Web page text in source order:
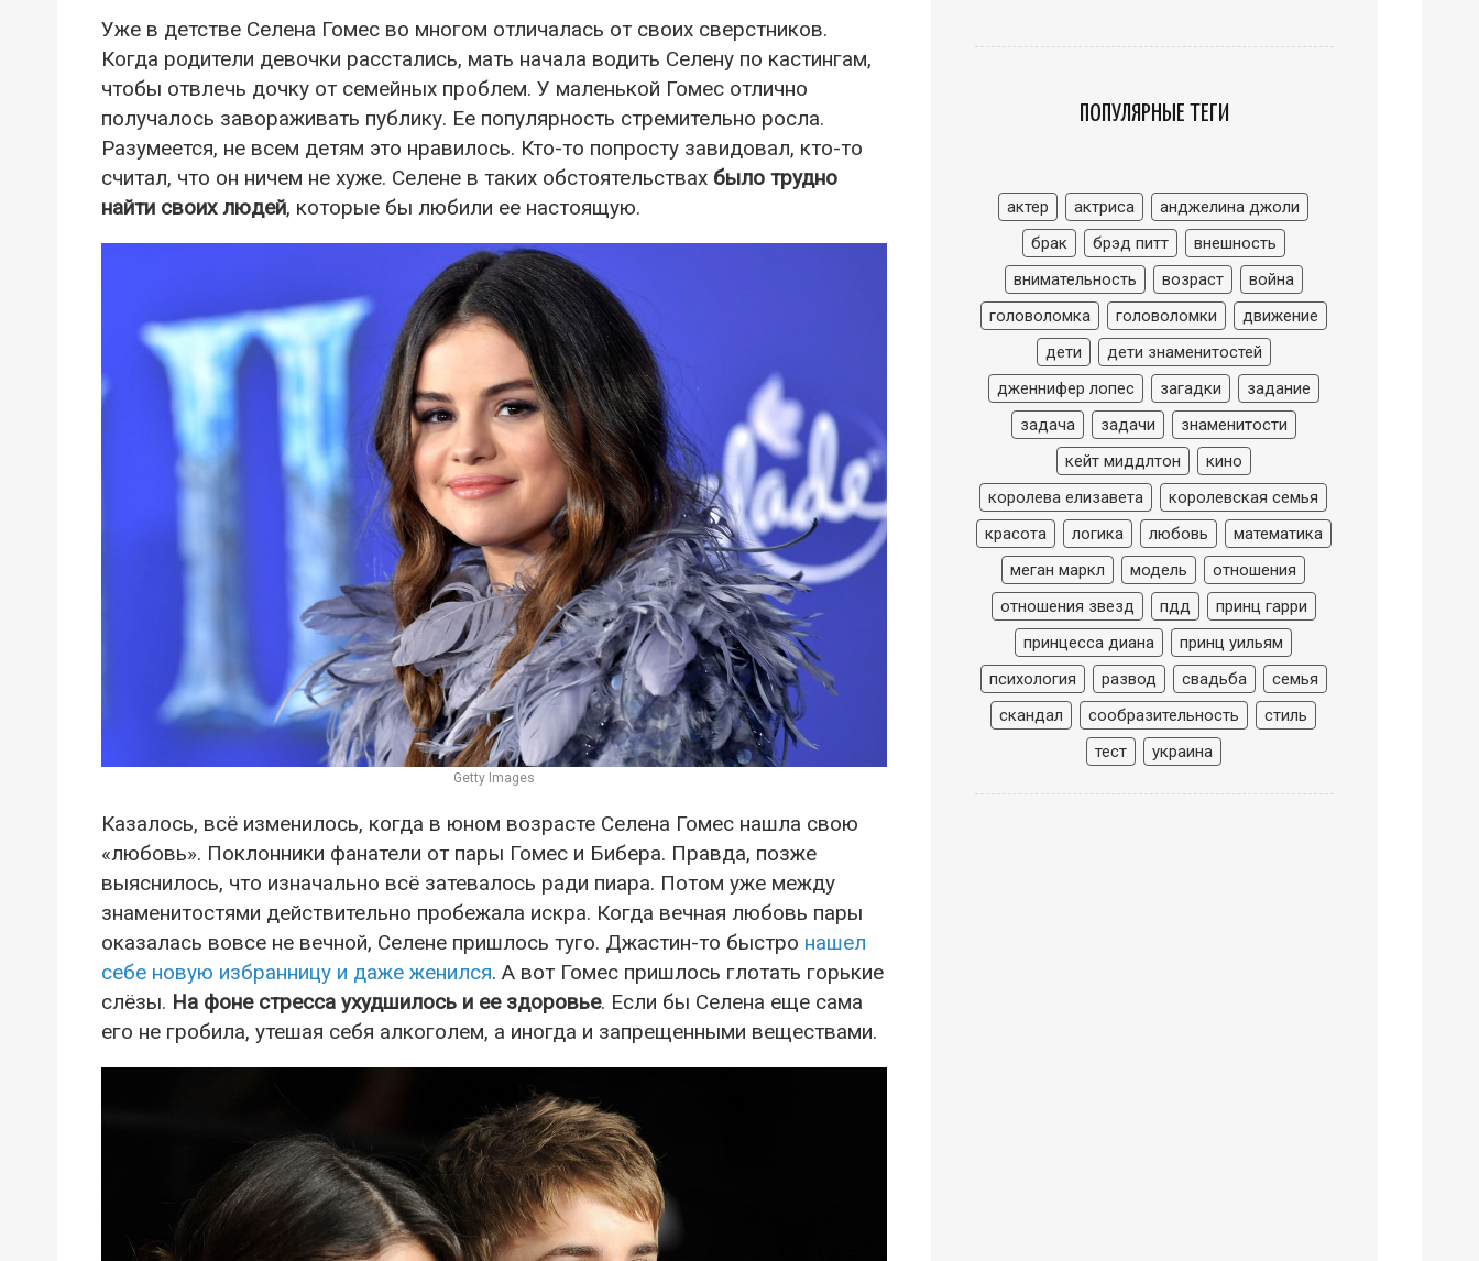
Уже в детстве Селена Гомес во многом отличалась от своих сверстников.
Когда родители девочки расстались, мать начала водить Селену по кастингам,
чтобы отвлечь дочку от семейных проблем. У маленькой Гомес отлично
получалось завораживать публику. Ее популярность стремительно росла.
Разумеется, не всем детям это нравилось. Кто-то попросту завидовал, кто-то
считал, что он ничем не хуже. Селене в таких обстоятельствах было трудно
найти своих людей, которые бы любили ее настоящую.
Getty Images
Казалось, всё изменилось, когда в юном возрасте Селена Гомес нашла свою
«любовь». Поклонники фанатели от пары Гомес и Бибера. Правда, позже
выяснилось, что изначально всё затевалось ради пиара. Потом уже между
знаменитостями действительно пробежала искра. Когда вечная любовь пары
оказалась вовсе не вечной, Селене пришлось туго. Джастин-то быстро нашел
себе новую избранницу и даже женился. А вот Гомес пришлось глотать горькие
слёзы. На фоне стресса ухудшилось и ее здоровье. Если бы Селена еще сама
его не гробила, утешая себя алкоголем, а иногда и запрещенными веществами.
ПОПУЛЯРНЫЕ ТЕГИ
актер актриса
анджелина джоли
брак
брэд питт
внешность
внимательность
возраст
война
головоломка
головоломки
движение
дети
дети знаменитостей
дженнифер лопес
загадки
задание
задача
задачи
знаменитости
кейт миддлтон
кино
королева елизавета
королевская семья
красота
логика любовь
математика
меган маркл
модель
отношения
отношения звезд
пдд
принц гарри
принцесса диана
принц уильям
психология
развод свадьба
семья
скандал
сообразительность
стиль
тест
украина